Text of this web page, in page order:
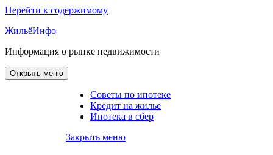
Перейти к содержимому
ЖильёИнфо
Информация о рынке недвижимости
Открыть меню
Советы по ипотеке
Кредит на жильё
Ипотека в сбер
Закрыть меню